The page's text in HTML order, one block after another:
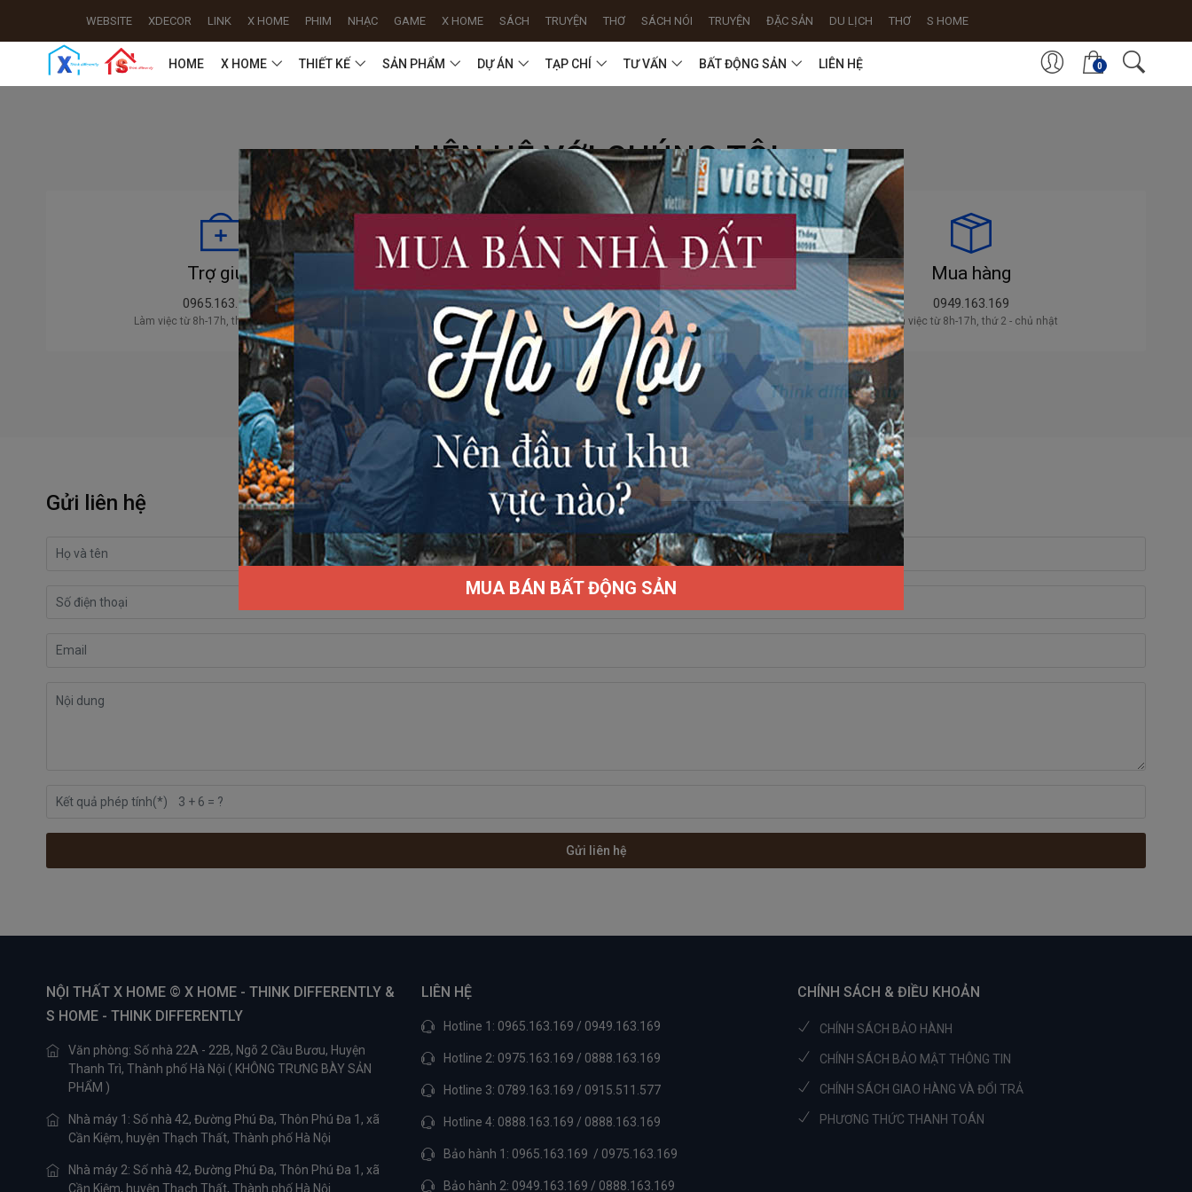
WEBSITE XDECOR LINK X HOME PHIM NHẠC GAME X HOME SÁCH TRUYỆN THƠ SÁCH NÓI TRUYỆN ĐẶC SẢN DU LỊCH THƠ S HOME
HOME X HOME THIẾT KẾ SẢN PHẨM DỰ ÁN TẠP CHÍ TƯ VẤN BẤT ĐỘNG SẢN LIÊN HỆ 0
LIÊN HỆ VỚI CHÚNG TÔI
Trợ giúp
0965.163.169
Làm việc từ 8h-17h, thứ 2 - chủ nhật
Showroom
Số nhà 42, Đường Phú Đa, Thôn Phú Đa 1, xã Cần
Kiệm, huyện Thạch Thất, Thành phố Hà Nội
Làm việc từ 8h-17h, thứ 2 - chủ nhật
Mua hàng
0949.163.169
Làm việc từ 8h-17h, thứ 2 - chủ nhật
Gửi liên hệ
NỘI THẤT X HOME © X HOME - THINK DIFFERENTLY &
S HOME - THINK DIFFERENTLY
Văn phòng: Số nhà 22A - 22B, Ngõ 2 Cầu Bươu, Huyện
Thanh Trì, Thành phố Hà Nội ( KHÔNG TRƯNG BÀY SẢN
PHẨM )
Nhà máy 1: Số nhà 42, Đường Phú Đa, Thôn Phú Đa 1, xã
Cần Kiệm, huyện Thạch Thất, Thành phố Hà Nội
Nhà máy 2: Số nhà 42, Đường Phú Đa, Thôn Phú Đa 1, xã
Cần Kiệm, huyện Thạch Thất, Thành phố Hà Nội
LIÊN HỆ
Hotline 1: 0965.163.169 / 0949.163.169
Hotline 2: 0975.163.169 / 0888.163.169
Hotline 3: 0789.163.169 / 0915.511.577
Hotline 4: 0888.163.169 / 0888.163.169
Bảo hành 1: 0965.163.169 / 0975.163.169
Bảo hành 2: 0949.163.169 / 0888.163.169
CHÍNH SÁCH & ĐIỀU KHOẢN
CHÍNH SÁCH BẢO HÀNH
CHÍNH SÁCH BẢO MẬT THÔNG TIN
CHÍNH SÁCH GIAO HÀNG VÀ ĐỔI TRẢ
PHƯƠNG THỨC THANH TOÁN
MUA BÁN BẤT ĐỘNG SẢN